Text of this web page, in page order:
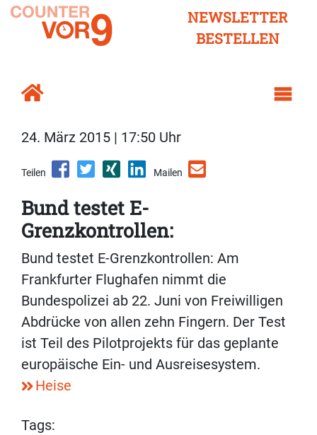
NEWSLETTER
BESTELLEN
24. März 2015 | 17:50 Uhr
Teilen Mailen
Bund testet E-
Grenzkontrollen:
Bund testet E-Grenzkontrollen: Am
Frankfurter Flughafen nimmt die
Bundespolizei ab 22. Juni von Freiwilligen
Abdrücke von allen zehn Fingern. Der Test
ist Teil des Pilotprojekts für das geplante
europäische Ein- und Ausreisesystem.
Heise
Tags: